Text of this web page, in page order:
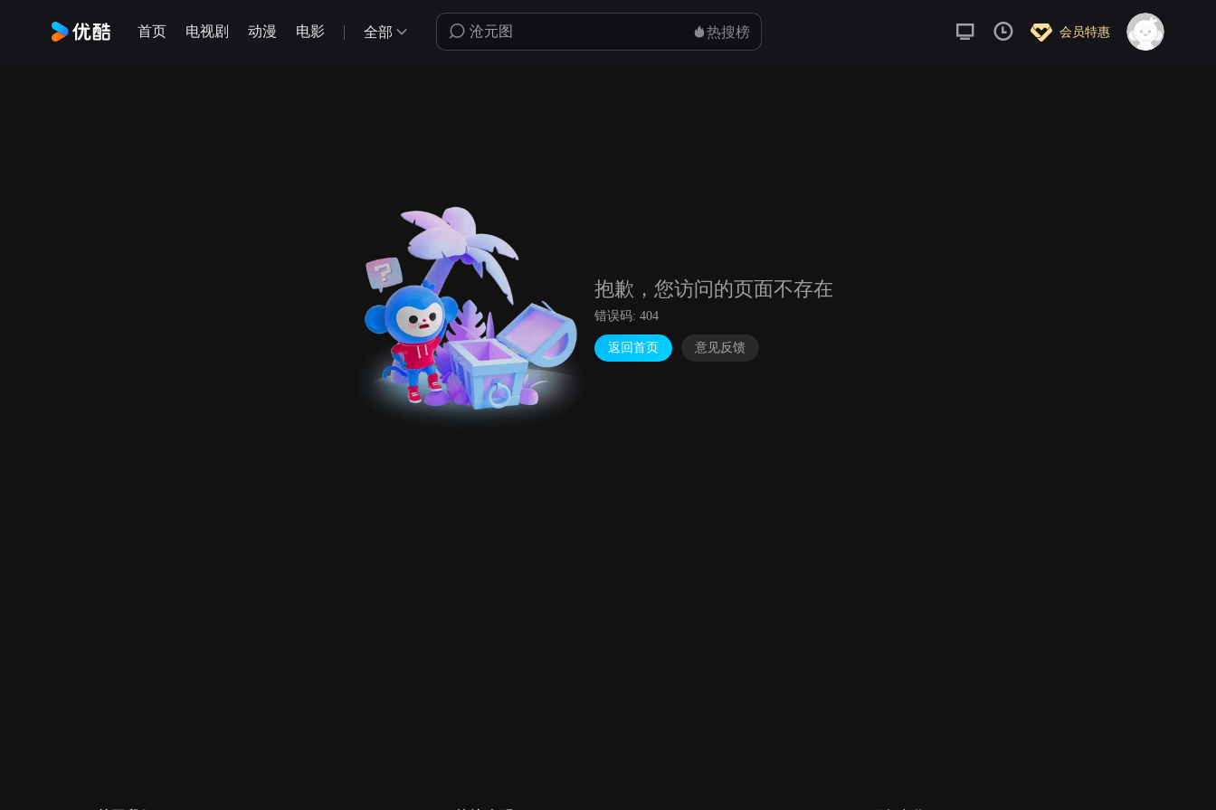
首页 电视剧 动漫 电影 全部 热搜榜 会员特惠
抱歉，您访问的页面不存在
错误码: 404
返回首页 意见反馈